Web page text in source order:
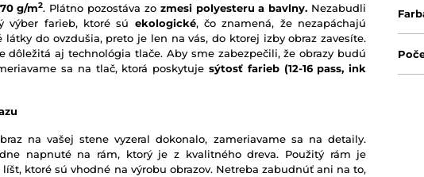
g/m2. Plátno pozostáva zo zmesi polyesteru a bavlny. Nezabudli
výber farieb, ktoré sú ekologické, čo znamená, že nezapáchajú
látky do ovzdušia, preto je len na vás, do ktorej izby obraz zavesíte.
dôležitá aj technológia tlače. Aby sme zabezpečili, že obrazy budú
sa na tlač, ktorá poskytujesýtosť farieb (12-16 pass, ink
na vašej stene vyzeral dokonalo, zameriavame sa na detaily.
napnuté na rám, ktorý je z kvalitného dreva. Použitý rám je
líšt, ktoré sú vhodné na výrobu obrazov. Netreba zabudnúť ani na to,